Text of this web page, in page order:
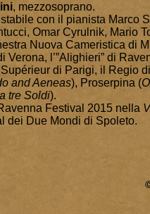
, mezzosoprano.
con il pianista Marco
Omar Cyrulnik, Mario
Nuova Cameristica di
Verona, l’”Alighieri” di
di Parigi, il Regio
and Aeneas), Proserpina (
tre Soldi).
Festival 2015 nella
dei Due Mondi di Spoleto.